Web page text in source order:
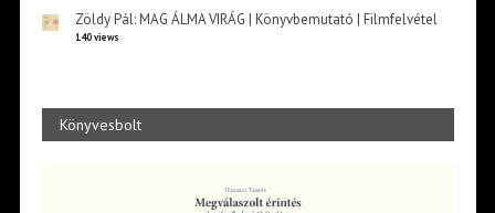
Zöldy Pál: MAG ÁLMA VIRÁG | Könyvbemutató | Filmfelvétel
140 views
Könyvesbolt